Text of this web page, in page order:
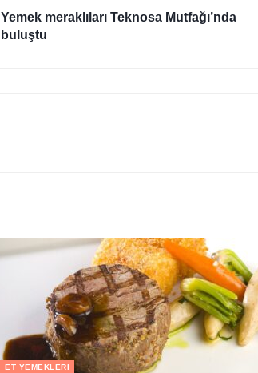
Yemek meraklıları Teknosa Mutfağı’nda
buluştu
ET YEMEKLERI